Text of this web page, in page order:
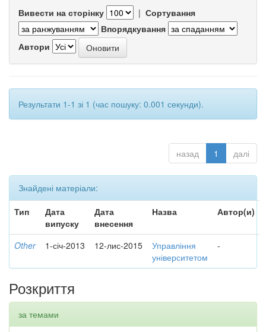
Вивести на сторінку | Сортування
Впорядкування
Автори
Результати 1-1 зі 1 (час пошуку: 0.001 секунди).
назад 1 далі
Знайдені матеріали:
Тип
Дата
випуску
Дата
внесення
Назва Автор(и)
Other 1-січ-2013 12-лис-2015
Управління
університетом
-
Розкриття
за темами